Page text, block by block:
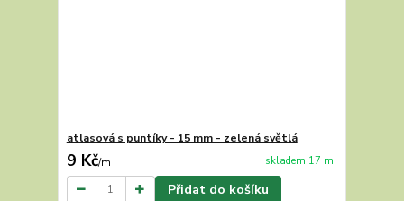
atlasová s puntíky - 15 mm - zelená světlá
9 Kč/m skladem 17 m
Přidat do košíku